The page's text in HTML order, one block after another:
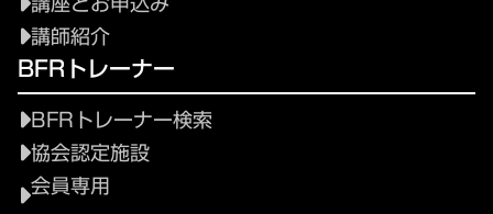
講師紹介
BFRトレーナー
BFRトレーナー検索
協会認定施設
会員専用